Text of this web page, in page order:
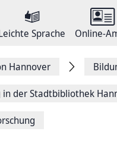
Sprache Online-
Hannover
in der Stadtbibliothek